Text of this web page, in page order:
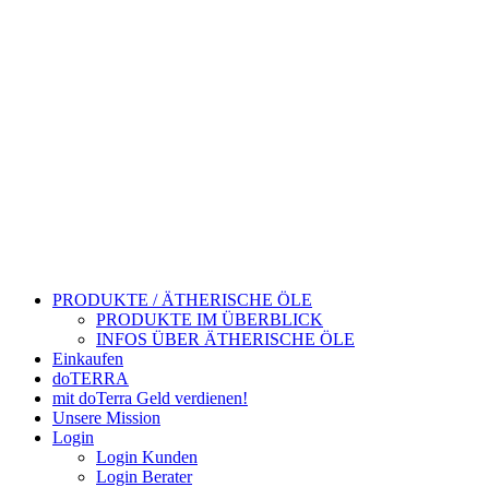
PRODUKTE / ÄTHERISCHE ÖLE
PRODUKTE IM ÜBERBLICK
INFOS ÜBER ÄTHERISCHE ÖLE
Einkaufen
doTERRA
mit doTerra Geld verdienen!
Unsere Mission
Login
Login Kunden
Login Berater